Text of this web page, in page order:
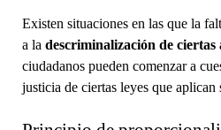
Existen situaciones en las que la
a la descriminalización de ciertas
ciudadanos pueden comenzar a
justicia de ciertas leyes que aplican